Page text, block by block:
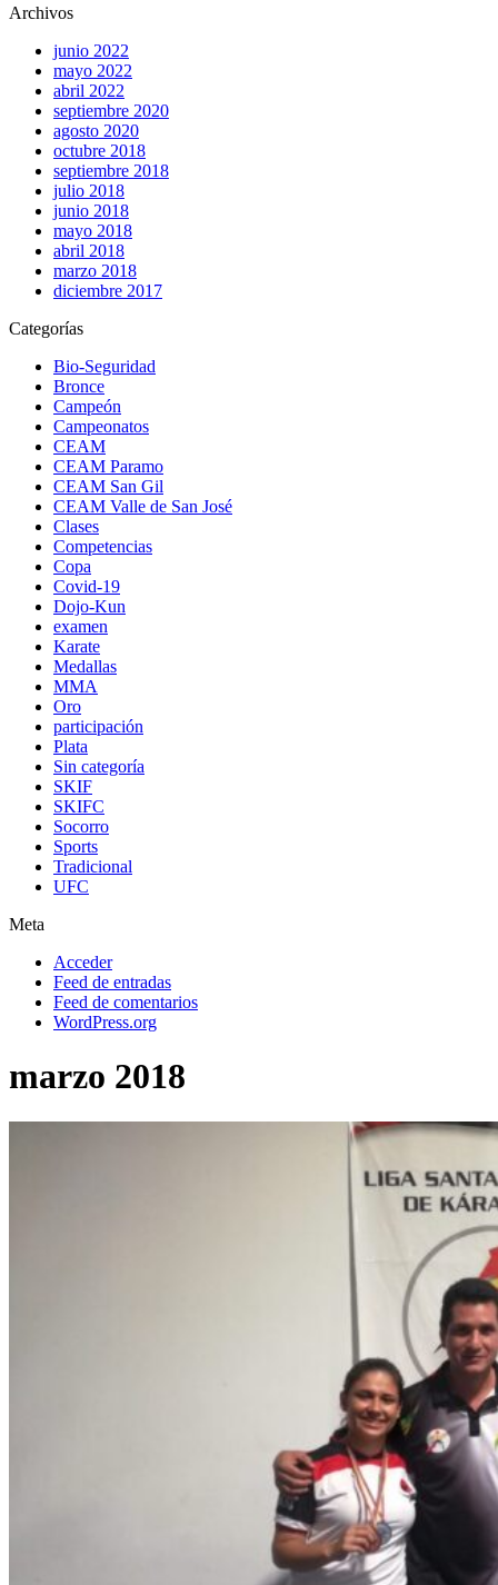
Archivos
junio 2022
mayo 2022
abril 2022
septiembre 2020
agosto 2020
octubre 2018
septiembre 2018
julio 2018
junio 2018
mayo 2018
abril 2018
marzo 2018
diciembre 2017
Categorías
Bio-Seguridad
Bronce
Campeón
Campeonatos
CEAM
CEAM Paramo
CEAM San Gil
CEAM Valle de San José
Clases
Competencias
Copa
Covid-19
Dojo-Kun
examen
Karate
Medallas
MMA
Oro
participación
Plata
Sin categoría
SKIF
SKIFC
Socorro
Sports
Tradicional
UFC
Meta
Acceder
Feed de entradas
Feed de comentarios
WordPress.org
marzo 2018